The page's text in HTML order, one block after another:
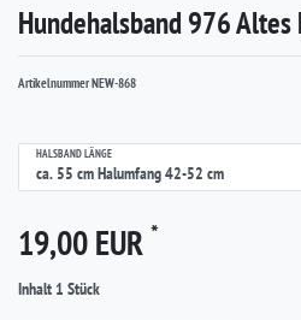
Hundehalsband 976
ArtikelnummerNEW-868
HALSBAND LÄNGE
19,00 EUR *
Inhalt 1 Stück